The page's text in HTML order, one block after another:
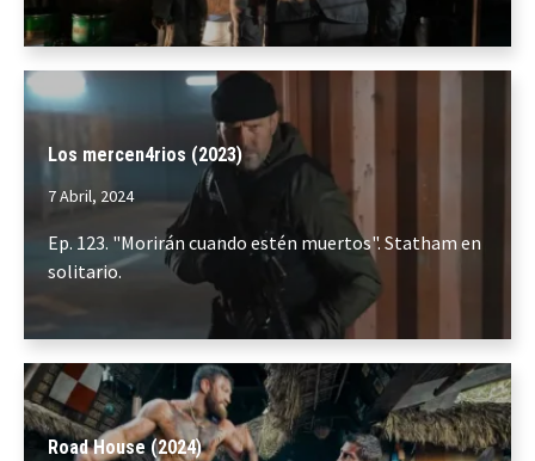
Los mercen4rios (2023)
7 Abril, 2024
Ep. 123. "Morirán cuando estén muertos". Statham en
solitario.
Road House (2024)